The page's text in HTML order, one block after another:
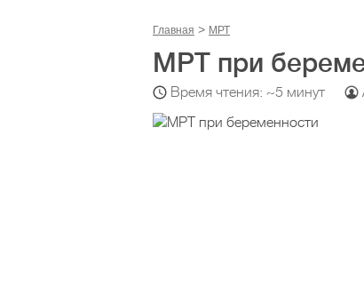
Главная МРТ
МРТ при
Время чтения: ~5 минут